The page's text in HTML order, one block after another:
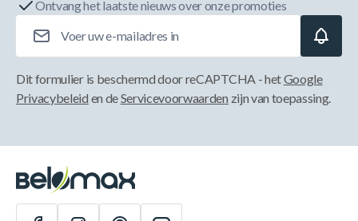
Ontvang het laatste nieuws over onze promoties
Dit formulier is beschermd door reCAPTCHA - hetGoogle
Privacybeleid en deServicevoorwaarden zijn van toepassing.